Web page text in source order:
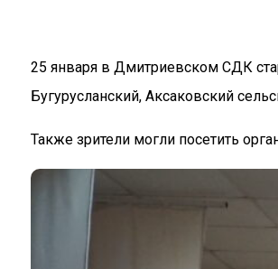
25 января в Дмитриевском СДК
Бугурусланский, Аксаковский
Также зрители могли посетить